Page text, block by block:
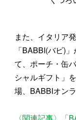
また、イタリア
「BABBI(バビ)
て、ポーチ・缶
シャルギフト」
場、BABBIオン
〈関連記事〉「